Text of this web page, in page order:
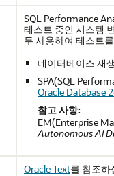
SQL Performance
테스트 중인 시스템
두 사용하여 테스트
데이터베이스 재
SPA(SQL
Oracle Database
참고 사항:
EM(Enterprise
Autonomous AI
Oracle Text를 참조하